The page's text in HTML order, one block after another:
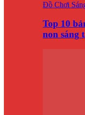
Đồ Chơi
Top 10
non sáng